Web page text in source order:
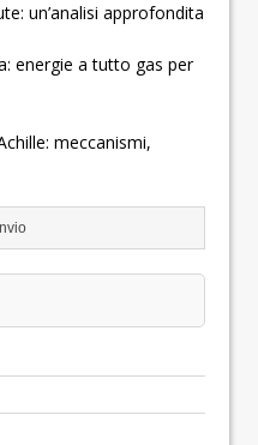
un’analisi approfondita
energie a tutto gas per
meccanismi,